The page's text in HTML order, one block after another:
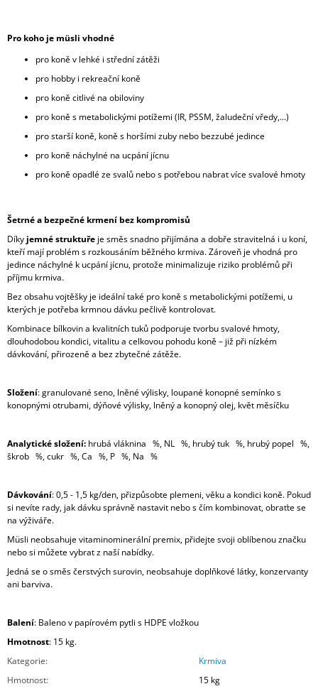
Pro koho je müsli vhodné
pro koně v lehké i střední zátěži
pro hobby i rekreační koně
pro koně citlivé na obiloviny
pro koně s metabolickými potížemi (IR, PSSM, žaludeční vředy,...)
pro starší koně, koně s horšími zuby nebo bezzubé jedince
pro koně náchylné na ucpání jícnu
pro koně opadlé ze svalů nebo s potřebou nabrat více svalové hmoty
Šetrné a bezpečné krmení bez kompromisů
Díky jemné struktuře je směs snadno přijímána a dobře stravitelná i u koní,
kteří mají problém s rozkousáním běžného krmiva. Zároveň je vhodná pro
jedince náchylné k ucpání jícnu, protože minimalizuje riziko problémů při
příjmu krmiva.
Bez obsahu vojtěšky je ideální také pro koně s metabolickými potížemi, u
kterých je potřeba krmnou dávku pečlivě kontrolovat.
Kombinace bílkovin a kvalitních tuků podporuje tvorbu svalové hmoty,
dlouhodobou kondici, vitalitu a celkovou pohodu koně – již při nízkém
dávkování, přirozeně a bez zbytečné zátěže.
Složení: granulované seno, lněné výlisky, loupané konopné semínko s
konopnými otrubami, dýňové výlisky, lněný a konopný olej, květ měsíčku
Analytické složení: hrubá vláknina %, NL %, hrubý tuk %, hrubý popel %,
škrob %, cukr %, Ca %, P %, Na %
Dávkování: 0,5 - 1,5 kg/den, přizpůsobte plemeni, věku a kondici koně. Pokud
si nevíte rady, jak dávku správně nastavit nebo s čím kombinovat, obraťte se
na výživáře.
Müsli neobsahuje vitaminominerální premix, přidejte svoji oblíbenou značku
nebo si můžete vybrat z naší nabídky.
Jedná se o směs čerstvých surovin, neobsahuje doplňkové látky, konzervanty
ani barviva.
Balení: Baleno v papírovém pytli s HDPE vložkou
Hmotnost: 15 kg.
Kategorie:
Krmiva
Hmotnost: 15 kg